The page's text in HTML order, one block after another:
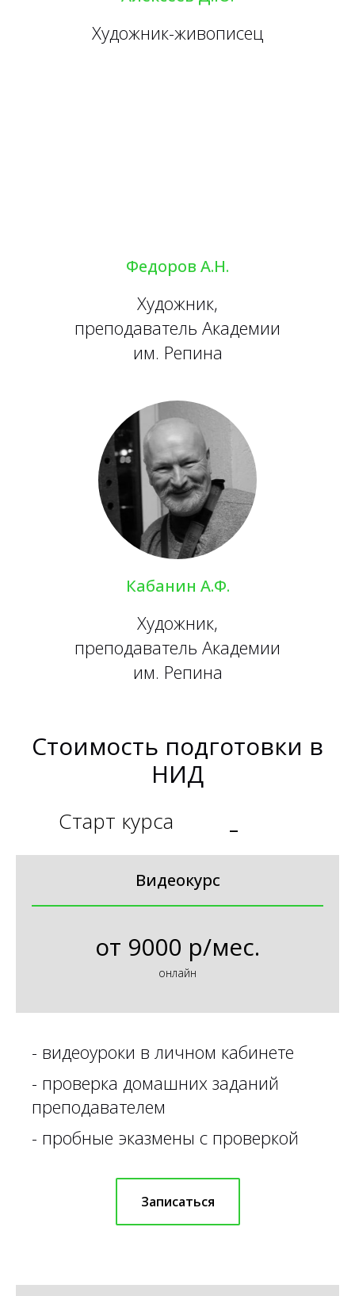
Художник-живописец
Федоров А.Н.
Художник,
преподаватель Академии
им. Репина
Кабанин А.Ф.
Художник,
преподаватель Академии
им. Репина
Стоимость подготовки в
НИД
Старт курса
Видеокурс
от 9000 р/мес.
онлайн
- видеоуроки в личном кабинете
- проверка домашних заданий
преподавателем
- пробные эказмены с проверкой
Записаться